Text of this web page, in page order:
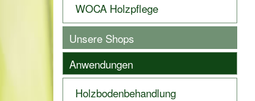
WOCA Holzpflege
Unsere Shops
Anwendungen
Holzbodenbehandlung